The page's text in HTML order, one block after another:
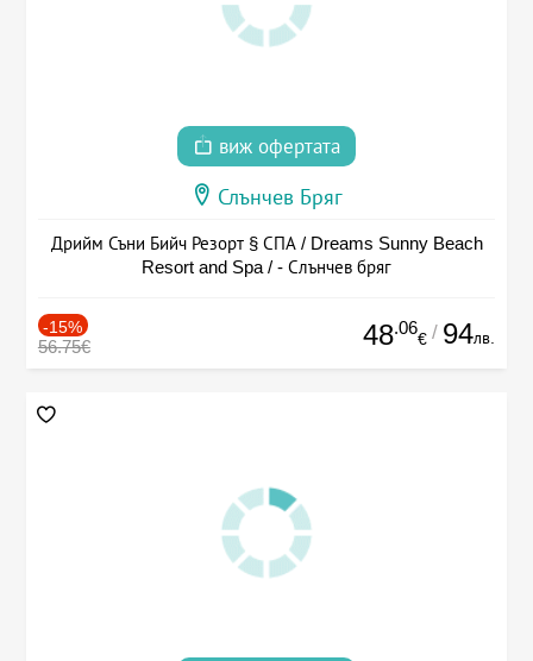
виж офертата
Слънчев Бряг
Дрийм Съни Бийч Резорт § СПА / Dreams Sunny Beach
Resort and Spa / - Слънчев бряг
-15%
56.75€ 48.06
€ / 94лв.